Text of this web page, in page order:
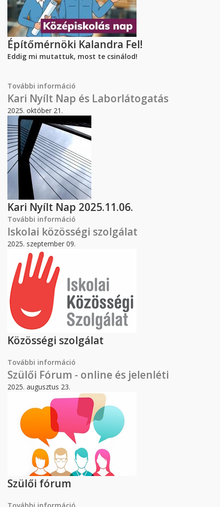
Építőmérnöki Kalandra Fel!
Eddig mi mutattuk, most te csinálod!
További információ
kapcsolatosan
Kari Nyílt Nap és Laborlátogatás
2025. október 21.
Kari Nyílt Nap 2025.11.06.
További információ
tartalommal kapcsolatosan
Iskolai közösségi szolgálat
2025. szeptember 09.
Közösségi szolgálat
További információ
kapcsolatosan
Szülői Fórum - online és jelenléti
2025. augusztus 23.
Szülői fórum